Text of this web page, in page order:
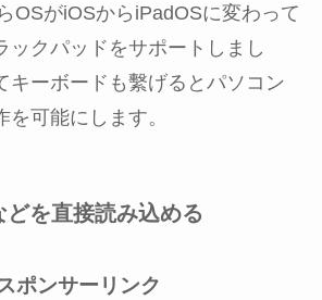
OSがiOSからiPadOSに変わって
ックパッドをサポートしまし
キーボードも繫げるとパソコン
可能にします。
を直接読み込める
ポンサーリンク